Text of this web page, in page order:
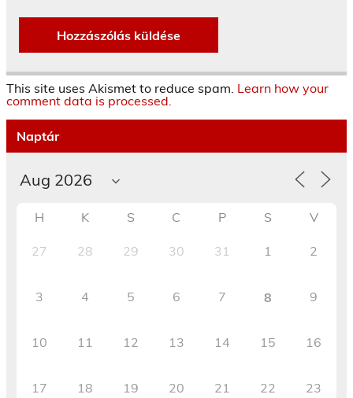
This site uses Akismet to reduce spam. Learn how your
comment data is processed.
Naptár
H K S C P S V
27 28 29 30 31 1 2
3 4 5 6 7 8 9
10 11 12 13 14 15 16
17 18 19 20 21 22 23